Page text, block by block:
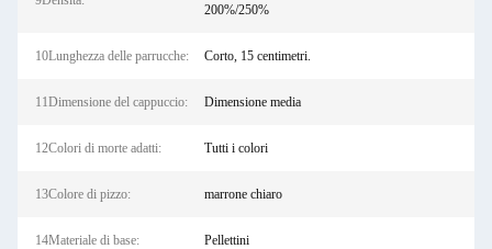
200%/250%
10Lunghezza delle parrucche: Corto, 15 centimetri.
11Dimensione del cappuccio: Dimensione media
12Colori di morte adatti: Tutti i colori
13Colore di pizzo: marrone chiaro
14Materiale di base: Pellettini